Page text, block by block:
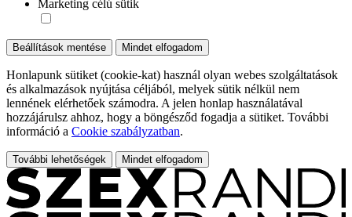
Marketing célú sütik
Beállítások mentése Mindet elfogadom
Honlapunk sütiket (cookie-kat) használ olyan webes szolgáltatások
és alkalmazások nyújtása céljából, melyek sütik nélkül nem
lennének elérhetőek számodra. A jelen honlap használatával
hozzájárulsz ahhoz, hogy a böngésződ fogadja a sütiket. További
információ a Cookie szabályzatban.
További lehetőségek Mindet elfogadom